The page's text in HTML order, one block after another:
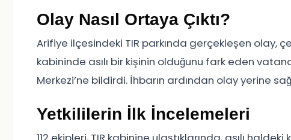
Olay Nasıl Ortaya Çıktı?
Arifiye ilçesindeki TIR parkında gerçekleşen olay,
kabininde asılı bir kişinin olduğunu fark eden
Merkezi’ne bildirdi. İhbarın ardından olay yerine
Yetkililerin İlk İncelemeleri